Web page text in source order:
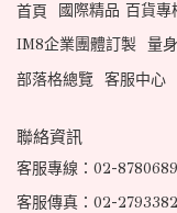
首頁 國際精品 百貨專
IM8企業團體訂製 量
部落格總覽 客服中心
聯絡資訊
客服專線：02-
客服傳真：02-